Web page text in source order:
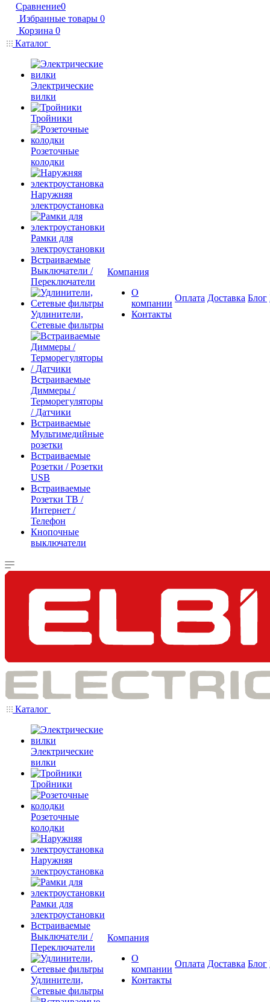
Сравнение0
Избранные товары 0
Корзина 0
Каталог
Электрические
вилки
Тройники
Розеточные
колодки
Наружняя
электроустановка
Рамки для
электроустановки
Встраиваемые
Выключатели /
Переключатели
Удлинители,
Сетевые фильтры
Встраиваемые
Диммеры /
Терморегуляторы
/ Датчики
Встраиваемые
Мультимедийные
розетки
Встраиваемые
Розетки / Розетки
USB
Встраиваемые
Розетки ТВ /
Интернет /
Телефон
Кнопочные
выключатели
Компания
О
компании
Контакты
Оплата Доставка Блог
Каталог
Электрические
вилки
Тройники
Розеточные
колодки
Наружняя
электроустановка
Рамки для
электроустановки
Встраиваемые
Выключатели /
Переключатели
Удлинители,
Сетевые фильтры
Компания
О
компании
Контакты
Оплата Доставка Блог